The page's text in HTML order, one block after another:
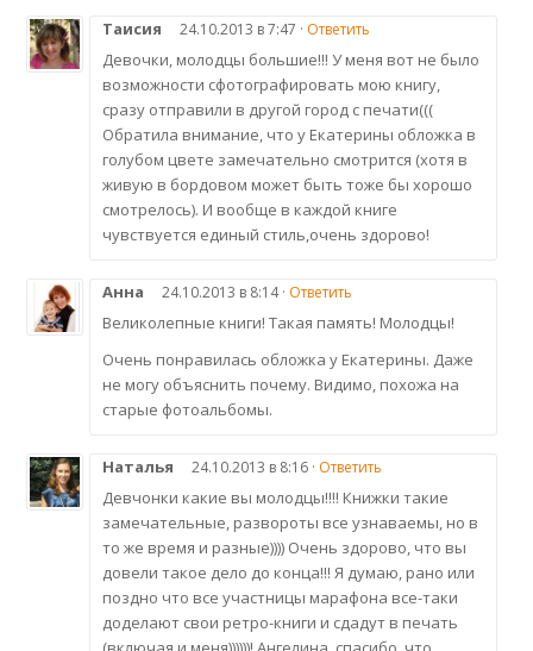
Таисия 24.10.2013 в 7:47 · Ответить
Девочки, молодцы большие!!! У меня вот не было
возможности сфотографировать мою книгу,
сразу отправили в другой город с печати(((
Обратила внимание, что у Екатерины обложка в
голубом цвете замечательно смотрится (хотя в
живую в бордовом может быть тоже бы хорошо
смотрелось). И вообще в каждой книге
чувствуется единый стиль,очень здорово!
Анна 24.10.2013 в 8:14 · Ответить
Великолепные книги! Такая память! Молодцы!
Очень понравилась обложка у Екатерины. Даже
не могу объяснить почему. Видимо, похожа на
старые фотоальбомы.
Наталья 24.10.2013 в 8:16 · Ответить
Девчонки какие вы молодцы!!!! Книжки такие
замечательные, развороты все узнаваемы, но в
то же время и разные)))) Очень здорово, что вы
довели такое дело до конца!!! Я думаю, рано или
поздно что все участницы марафона все-таки
доделают свои ретро-книги и сдадут в печать